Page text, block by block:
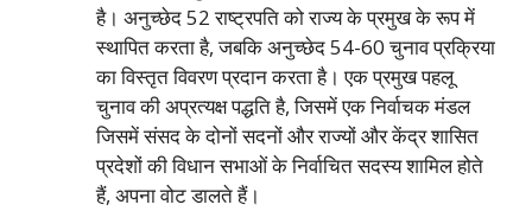
है। अनुच्छेद 52 राष्ट्रपति को राज्य के प्रमुख के रूप में
स्थापित करता है, जबकि अनुच्छेद 54-60 चुनाव प्रक्रिया
का विस्तृत विवरण प्रदान करता है। एक प्रमुख पहलू
चुनाव की अप्रत्यक्ष पद्धति है, जिसमें एक निर्वाचक मंडल
जिसमें संसद के दोनों सदनों और राज्यों और केंद्र शासित
प्रदेशों की विधान सभाओं के निर्वाचित सदस्य शामिल होते
हैं, अपना वोट डालते हैं।